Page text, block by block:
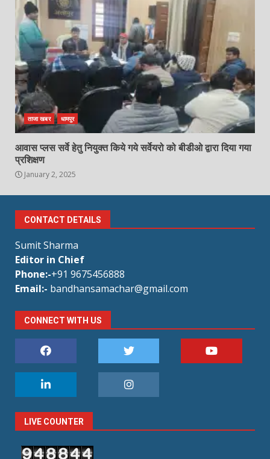
ताजा खबर धामपुर
आवास प्लस सर्वे हेतु नियुक्त किये गये सर्वेयरो को बीडीओ द्वारा दिया गया
प्रशिक्षण
January 2, 2025
CONTACT DETAILS
Sumit Sharma
Editor in Chief
Phone:-+91 9675456888
Email:- bandhansamachar@gmail.com
CONNECT WITH US
LIVE COUNTER